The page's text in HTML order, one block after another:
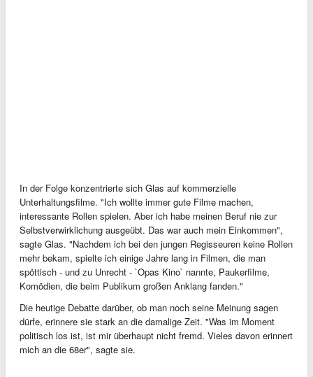
In der Folge konzentrierte sich Glas auf kommerzielle
Unterhaltungsfilme. "Ich wollte immer gute Filme machen,
interessante Rollen spielen. Aber ich habe meinen Beruf nie zur
Selbstverwirklichung ausgeübt. Das war auch mein Einkommen",
sagte Glas. "Nachdem ich bei den jungen Regisseuren keine Rollen
mehr bekam, spielte ich einige Jahre lang in Filmen, die man
spöttisch - und zu Unrecht - `Opas Kino` nannte, Paukerfilme,
Komödien, die beim Publikum großen Anklang fanden."
Die heutige Debatte darüber, ob man noch seine Meinung sagen
dürfe, erinnere sie stark an die damalige Zeit. "Was im Moment
politisch los ist, ist mir überhaupt nicht fremd. Vieles davon erinnert
mich an die 68er", sagte sie.